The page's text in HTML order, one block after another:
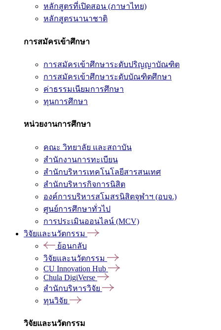
หลักสูตรที่เปิดสอน (ภาษาไทย)
หลักสูตรนานาชาติ
การสมัครเข้าศึกษา
การสมัครเข้าศึกษาระดับปริญญาบัณฑิต
การสมัครเข้าศึกษาระดับบัณฑิตศึกษา
ค่าธรรมเนียมการศึกษา
ทุนการศึกษา
หน่วยงานการศึกษา
คณะ วิทยาลัย และสถาบัน
สำนักงานการทะเบียน
สำนักบริหารเทคโนโลยีสารสนเทศ
สำนักบริหารกิจการนิสิต
องค์การบริหารสโมสรนิสิตจุฬาฯ (อบจ.)
ศูนย์การศึกษาทั่วไป
การประเมินออนไลน์ (MCV)
วิจัยและนวัตกรรม
ย้อนกลับ
วิจัยและนวัตกรรม
CU Innovation Hub
Chula DigiVerse
สำนักบริหารวิจัย
ทุนวิจัย
วิจัยและนวัตกรรม